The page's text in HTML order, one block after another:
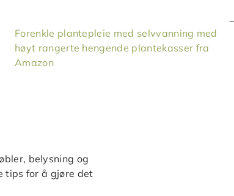
Forenkle plantepleie med selvvanning med
høyt rangerte hengende plantekasser fra
Amazon
belysning og
tips for å gjøre det